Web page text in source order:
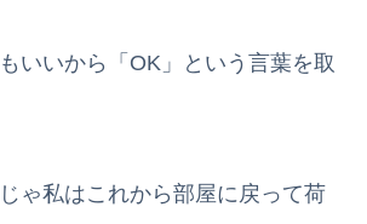
いいから「OK」という言葉を取
ゃ私はこれから部屋に戻って荷